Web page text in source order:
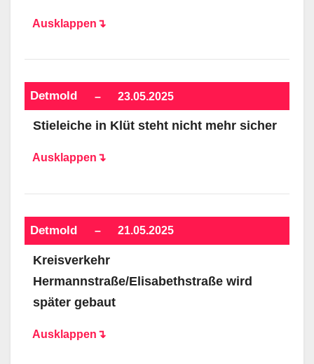
Ausklappen↴
Detmold – 23.05.2025
Stieleiche in Klüt steht nicht mehr sicher
Ausklappen↴
Detmold – 21.05.2025
Kreisverkehr
Hermannstraße/Elisabethstraße wird
später gebaut
Ausklappen↴